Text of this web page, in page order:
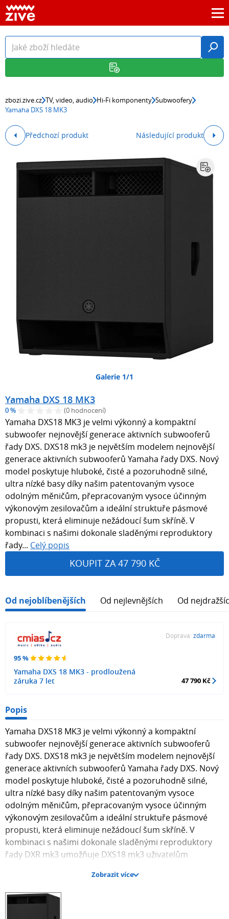
zbozi.zive.cz TV, video, audio Hi-Fi komponenty Subwoofery
Yamaha DXS 18 MK3
Předchozí produkt Následující produkt
Galerie 1/1
Yamaha DXS 18 MK3
0 % (0 hodnocení)
Yamaha DXS18 MK3 je velmi výkonný a kompaktní
subwoofer nejnovější generace aktivních subwooferů
řady DXS. DXS18 mk3 je největším modelem nejnovější
generace aktivních subwooferů Yamaha řady DXS. Nový
model poskytuje hluboké, čisté a pozoruhodně silné,
ultra nízké basy díky našim patentovaným vysoce
odolným měničům, přepracovaným vysoce účinným
výkonovým zesilovačům a ideální struktuře pásmové
propusti, která eliminuje nežádoucí šum skříně. V
kombinaci s našimi dokonale sladěnými reproduktory
řady... Celý popis
KOUPIT ZA 47 790 KČ
Od nejoblíbenějších Od nejlevnějších Od
95 %
Yamaha DXS 18 MK3 - prodloužená
záruka 7 let
Doprava: zdarma
47 790 Kč
Popis
Yamaha DXS18 MK3 je velmi výkonný a kompaktní
subwoofer nejnovější generace aktivních subwooferů
řady DXS. DXS18 mk3 je největším modelem nejnovější
generace aktivních subwooferů Yamaha řady DXS. Nový
model poskytuje hluboké, čisté a pozoruhodně silné,
ultra nízké basy díky našim patentovaným vysoce
odolným měničům, přepracovaným vysoce účinným
výkonovým zesilovačům a ideální struktuře pásmové
propusti, která eliminuje nežádoucí šum skříně. V
kombinaci s našimi dokonale sladěnými reproduktory
řady DXR mk3 umožňuje DXS18 mk3 uživatelům
bezkonkurenčním dopadem. Základní vlastnosti
Yamaha DXS 18mk3 18" membránový reproduktor s 4"
kmitací cívkou, patentovaná vysoce odolná jednotka
Nově vyvinutý zesilovač třídy D s výkonem 2500 W
Zobrazit více